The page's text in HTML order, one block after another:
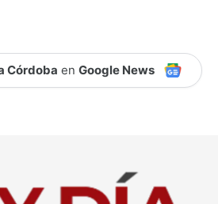
Córdoba en Google News